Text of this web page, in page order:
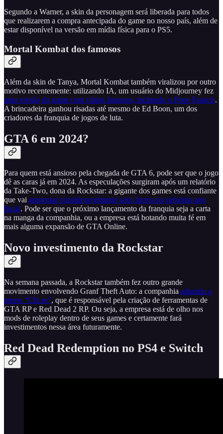
Segundo a Warner, a skin da personagem será liberada para todos
que realizarem a compra antecipada do game no nosso país, além de
estar disponível na versão em mídia física para o PS5.
Mortal Kombat dos famosos
Além da skin de Tanya, Mortal Kombat também viralizou por outro
motivo recentemente: utilizando IA, um usuário do Midjourney fez
uma versão do game com vários famosos, incluindo o Pope Francis.
A brincadeira ganhou risadas até mesmo de Ed Boon, um dos
criadores da franquia de jogos de luta.
GTA 6 em 2024?
Para quem está ansioso pela chegada de GTA 6, pode ser que o jogo
dê as caras já em 2024. As especulações surgiram após um relatório
da Take-Two, dona da Rockstar: a gigante dos games está confiante
que vai aumentar consideravelmente seus lucros no próximo ano
fiscal. Pode ser que o próximo lançamento da franquia seja a carta
na manga da companhia, ou a empresa está botando muita fé em
mais alguma expansão de GTA Online.
Novo investimento da Rockstar
Na semana passada, a Rockstar também fez outro grande
movimento envolvendo Granf Theft Auto: a companhia adquiriu o
grupo “Cfx.re”, que é responsável pela criação de ferramentas de
GTA RP e Red Dead 2 RP. Ou seja, a empresa está de olho nos
mods de roleplay dentro de seus games e certamente fará
investimentos nessa área futuramente.
Red Dead Redemption no PS4 e Switch